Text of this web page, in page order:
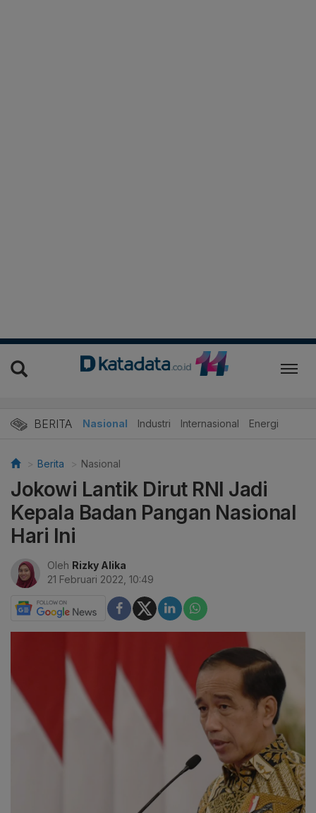
BERITA Nasional Industri Internasional Energi
Berita Nasional
Jokowi Lantik Dirut RNI Jadi
Kepala Badan Pangan Nasional
Hari Ini
Oleh Rizky Alika
21 Februari 2022, 10:49